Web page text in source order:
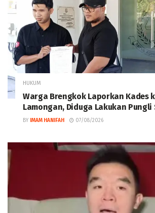
HUKUM
Warga Brengkok Laporkan Kades
Lamongan, Diduga Lakukan
BY IMAM HANIFAH 07/08/2026